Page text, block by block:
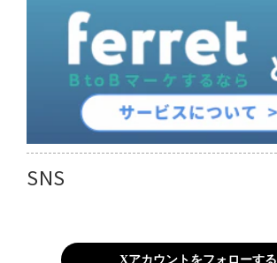
SNS
Xアカウントをフォローする